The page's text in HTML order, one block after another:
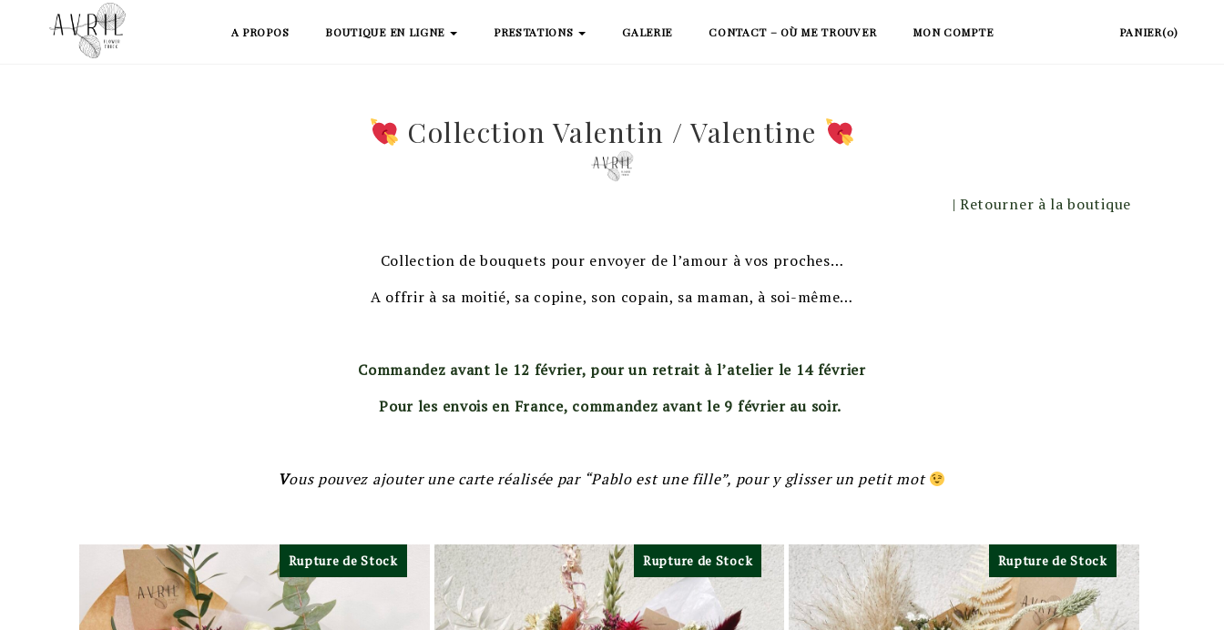
A PROPOS BOUTIQUE EN LIGNE PRESTATIONS GALERIE CONTACT – OÙ ME TROUVER MON COMPTE PANIER(0)
Collection Valentin / Valentine
| Retourner à la boutique
Collection de bouquets pour envoyer de l’amour à vos proches…
A offrir à sa moitié, sa copine, son copain, sa maman, à soi-même…
Commandez avant le 12 février, pour un retrait à l’atelier le 14 février
Pour les envois en France, commandez avant le 9 février au soir.
Vous pouvez ajouter une carte réalisée par “Pablo est une fille”, pour y glisser un petit mot
Rupture de Stock Rupture de Stock Rupture de Stock